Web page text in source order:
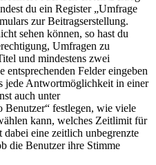
du ein Register „Umfrage
zur Beitragserstellung.
sehen können, so hast du
Umfragen zu
und mindestens zwei
Felder eingeben
jede Antwortmöglichkeit in einer
auch unter
festlegen, wie viele
kann, welches Zeitlimit für
eine zeitlich unbegrenzte
die Benutzer ihre Stimme